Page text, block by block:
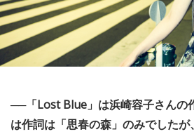
──「Lost Blue」は浜崎容子さんの
は作詞は「思春の森」のみでした